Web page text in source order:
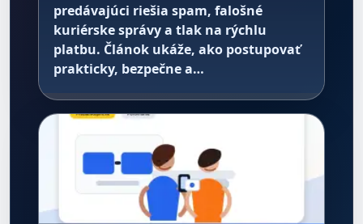
predávajúci riešia spam, falošné
kuriérske správy a tlak na rýchlu
platbu. Článok ukáže, ako postupovať
prakticky, bezpečne a…